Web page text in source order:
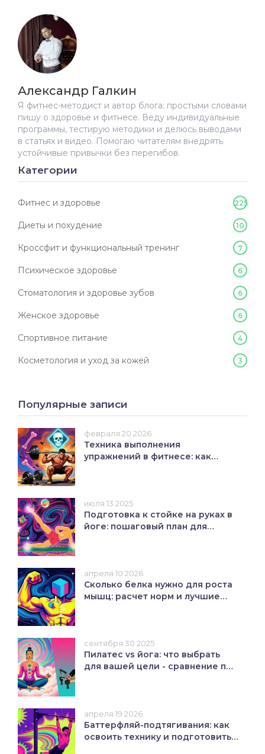
Александр Галкин
Я фитнес-методист и автор блога: простыми словами
пишу о здоровье и фитнесе. Веду индивидуальные
программы, тестирую методики и делюсь выводами
в статьях и видео. Помогаю читателям внедрять
устойчивые привычки без перегибов.
Категории
Фитнес и здоровье 225
Диеты и похудение 10
Кроссфит и функциональный тренинг 7
Психическое здоровье 6
Стоматология и здоровье зубов 6
Женское здоровье 6
Спортивное питание 4
Косметология и уход за кожей 3
Популярные записи
февраля 20 2026
Техника выполнения
упражнений в фитнесе: как
июля 13 2025
Подготовка к стойке на руках в
йоге: пошаговый план для
апреля 10 2026
Сколько белка нужно для роста
мышц: расчет норм и лучшие
сентября 30 2025
Пилатес vs йога: что выбрать
для вашей цели - сравнение по
апреля 19 2026
Баттерфляй-подтягивания: как
освоить технику и подготовить